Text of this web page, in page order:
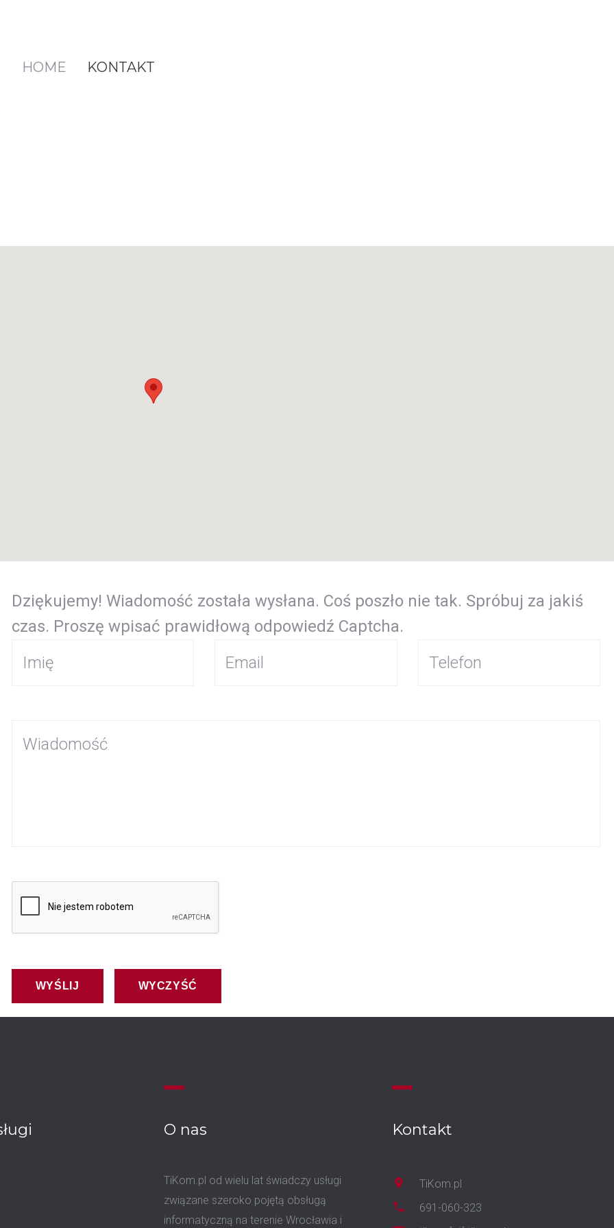
HOME KONTAKT
Dziękujemy! Wiadomość została wysłana. Coś poszło nie tak. Spróbuj za jakiś
czas. Proszę wpisać prawidłową odpowiedź Captcha.
WYŚLIJ WYCZYŚĆ
O nas
TiKom.pl od wielu lat świadczy usługi
związane szeroko pojętą obsługą
informatyczną na terenie Wrocławia i
Kontakt
TiKom.pl
691-060-323